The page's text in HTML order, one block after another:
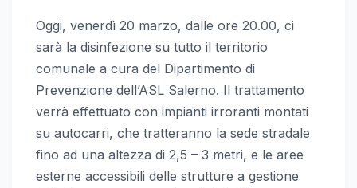
Oggi, venerdì 20 marzo, dalle ore 20.00, ci
sarà la disinfezione su tutto il territorio
comunale a cura del Dipartimento di
Prevenzione dell’ASL Salerno. Il trattamento
verrà effettuato con impianti irroranti montati
su autocarri, che tratteranno la sede stradale
fino ad una altezza di 2,5 – 3 metri, e le aree
esterne accessibili delle strutture a gestione